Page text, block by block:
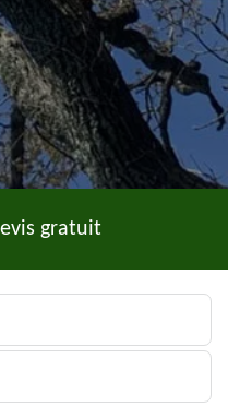
gratuit